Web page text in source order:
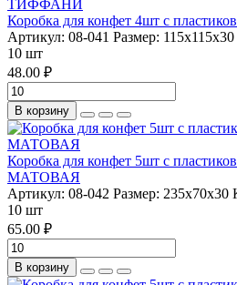
Коробка для конфет 4шт с
Артикул: 08-041 Размер: 115х115х30
10 шт
48.00 ₽
В корзину
Коробка для конфет 5шт с
МАТОВАЯ
Артикул: 08-042 Размер: 235х70х30
10 шт
65.00 ₽
В корзину